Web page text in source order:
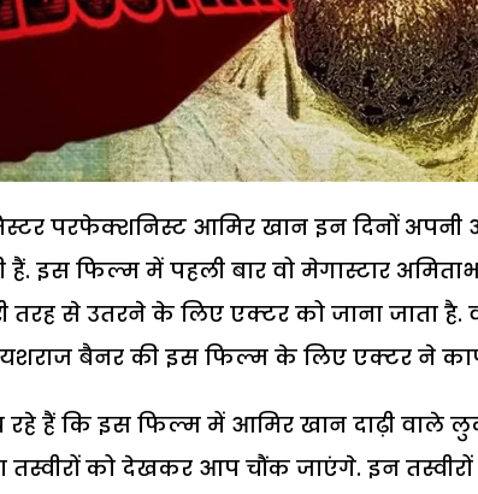
परफेक्शनिस्ट आमिर खान इन दिनों अपनी
हैं. इस फिल्म में पहली बार वो मेगास्टार
तरह से उतरने के लिए एक्टर को जाना जाता
बैनर की इस फिल्म के लिए एक्टर ने
रहे हैं कि इस फिल्म में आमिर खान दाढ़ी
तस्वीरों को देखकर आप चौंक जाएंगे. इन